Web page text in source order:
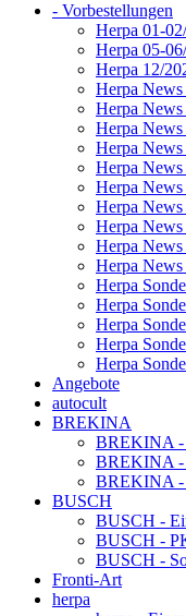
- Vorbestellungen
Herpa 01-
Herpa 05-
Herpa 12/
Herpa
Herpa
Herpa
Herpa
Herpa
Herpa
Herpa
Herpa
Herpa
Herpa
Herpa
Herpa
Herpa
Herpa
Herpa
Angebote
autocult
BREKINA
BREKINA -
BREKINA
BREKINA
BUSCH
BUSCH -
BUSCH -
BUSCH -
Fronti-Art
herpa